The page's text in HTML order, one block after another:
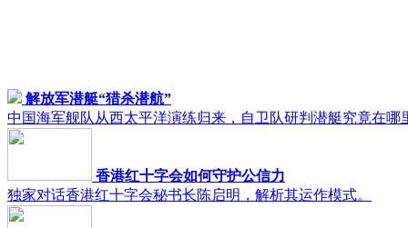
解放军潜艇“猎杀潜航”
中国海军舰队从西太平洋演练归来，自卫队研判潜艇究竟在哪
香港红十字会如何守护公信力
独家对话香港红十字会秘书长陈启明，解析其运作模式。